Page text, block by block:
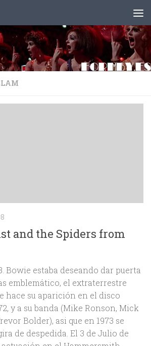
and the Spiders from
Bowie estaba deseando dar puerta
emblemático, el extraterrestre
hace su aparición en el disco
y a su banda (Mike Ronson, Mick
Bolder), asi que en 1973 se
de despedida. El 3 de Julio de